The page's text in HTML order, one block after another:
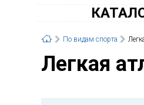
По видам спорта
Легкая